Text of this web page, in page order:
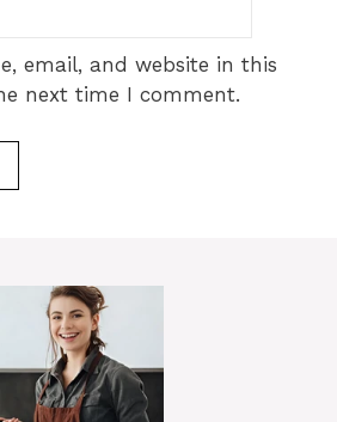
email, and website in this
next time I comment.